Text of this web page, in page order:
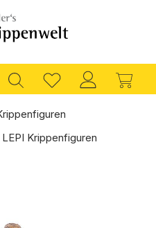
LEPI Krippenfiguren